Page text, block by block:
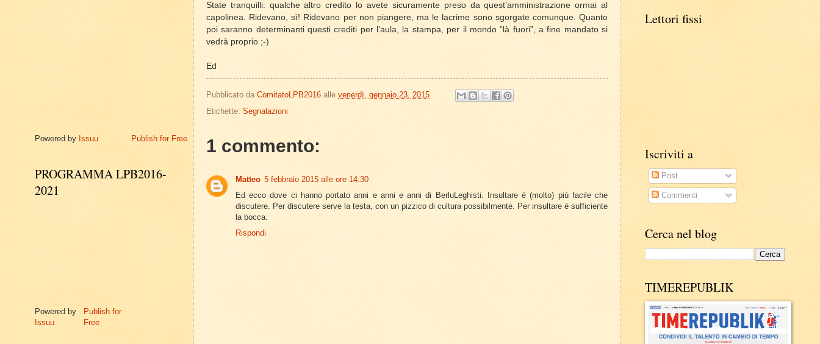
State tranquilli: qualche altro credito lo avete sicuramente preso da quest’amministrazione ormai al
capolinea. Ridevano, sì! Ridevano per non piangere, ma le lacrime sono sgorgate comunque. Quanto
poi saranno determinanti questi crediti per l’aula, la stampa, per il mondo “là fuori”, a fine mandato si
vedrà proprio ;-)
Ed
Pubblicato da ComitatoLPB2016 alle venerdì, gennaio 23, 2015
Etichette: Segnalazioni
1 commento:
Matteo 5 febbraio 2015 alle ore 14:30
Ed ecco dove ci hanno portato anni e anni e anni di BerluLeghisti. Insultare è (molto) più facile che
discutere. Per discutere serve la testa, con un pizzico di cultura possibilmente. Per insultare è sufficiente
la bocca.
Rispondi
Powered by Issuu Publish for Free
PROGRAMMA LPB2016-
2021
Powered by
Issuu
Publish for
Free
Lettori fissi
Iscriviti a
Post
Commenti
Cerca nel blog
TIMEREPUBLIK